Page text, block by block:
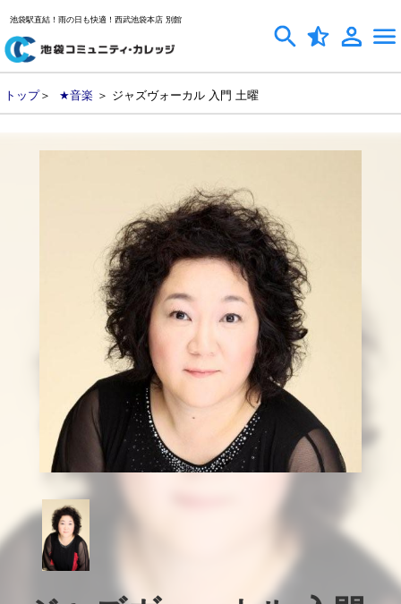
池袋駅直結！雨の日も快適！西武池袋本店 別館
トップ＞ ★音楽 ＞ ジャズヴォーカル 入門 土曜